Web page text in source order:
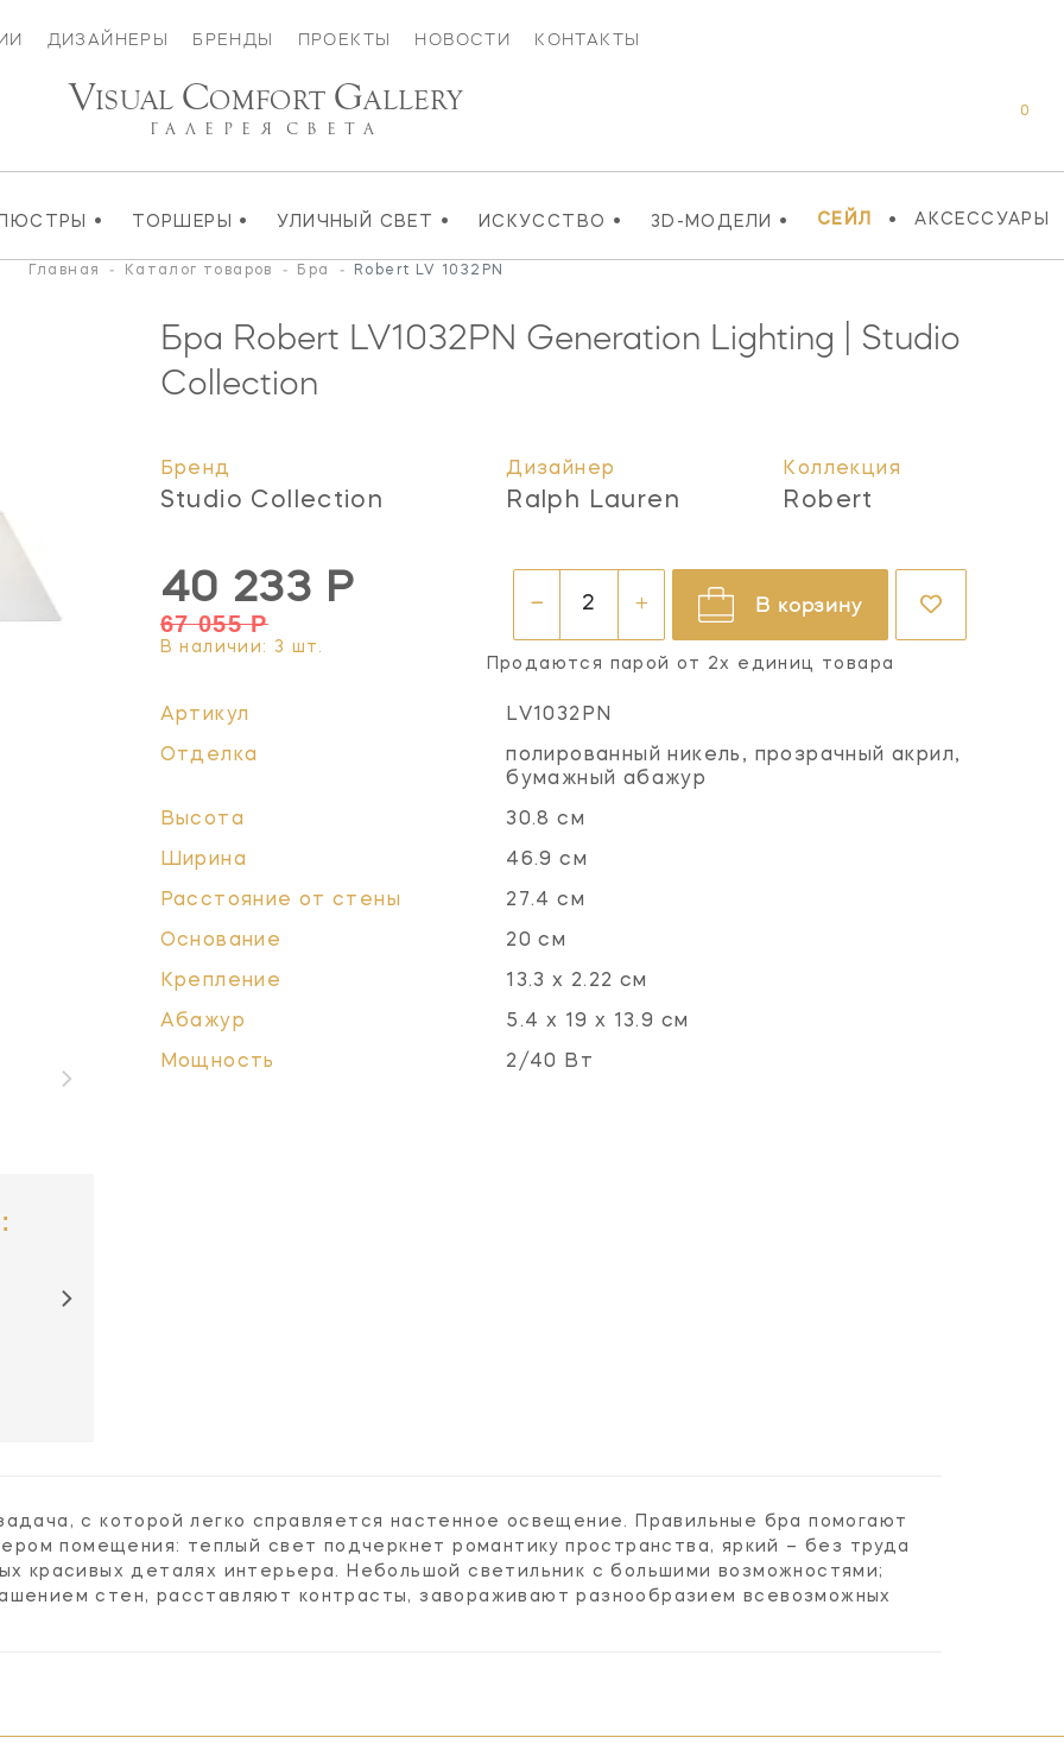
ДИЗАЙНЕРЫ БРЕНДЫ ПРОЕКТЫ НОВОСТИ КОНТАКТЫ
• ТОРШЕРЫ • УЛИЧНЫЙ СВЕТ • ИСКУССТВО • 3D-МОДЕЛИ • СЕЙЛ • АКСЕССУАРЫ
0
VISUAL COMFORT GALLERY
ГАЛЕРЕЯ СВЕТА
Главная - Каталог товаров - Бра - Robert LV 1032PN
Бра Robert LV1032PN Generation Lighting | Studio
Collection
Бренд
Studio Collection
Дизайнер
Ralph Lauren
Коллекция
Robert
40 233 Р
67 055 Р
В наличии: 3 шт.
В корзину
Продаются парой от 2х единиц товара
Артикул LV1032PN
Отделка
полированный никель, прозрачный акрил,
бумажный абажур
Высота 30.8 см
Ширина 46.9 см
Расстояние от стены 27.4 см
Основание 20 см
Крепление 13.3 х 2.22 см
Абажур 5.4 х 19 х 13.9 см
Мощность 2/40 Вт
с которой легко справляется настенное освещение. Правильные бра помогают
помещения: теплый свет подчеркнет романтику пространства, яркий – без труда
красивых деталях интерьера. Небольшой светильник с большими возможностями;
стен, расставляют контрасты, завораживают разнообразием всевозможных